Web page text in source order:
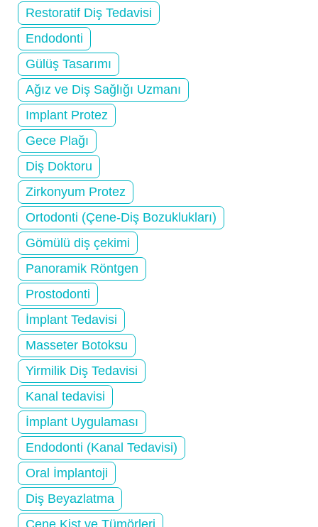
Restoratif Diş Tedavisi
Endodonti
Gülüş Tasarımı
Ağız ve Diş Sağlığı Uzmanı
Implant Protez
Gece Plağı
Diş Doktoru
Zirkonyum Protez
Ortodonti (Çene-Diş Bozuklukları)
Gömülü diş çekimi
Panoramik Röntgen
Prostodonti
İmplant Tedavisi
Masseter Botoksu
Yirmilik Diş Tedavisi
Kanal tedavisi
İmplant Uygulaması
Endodonti (Kanal Tedavisi)
Oral İmplantoji
Diş Beyazlatma
Çene Kist ve Tümörleri